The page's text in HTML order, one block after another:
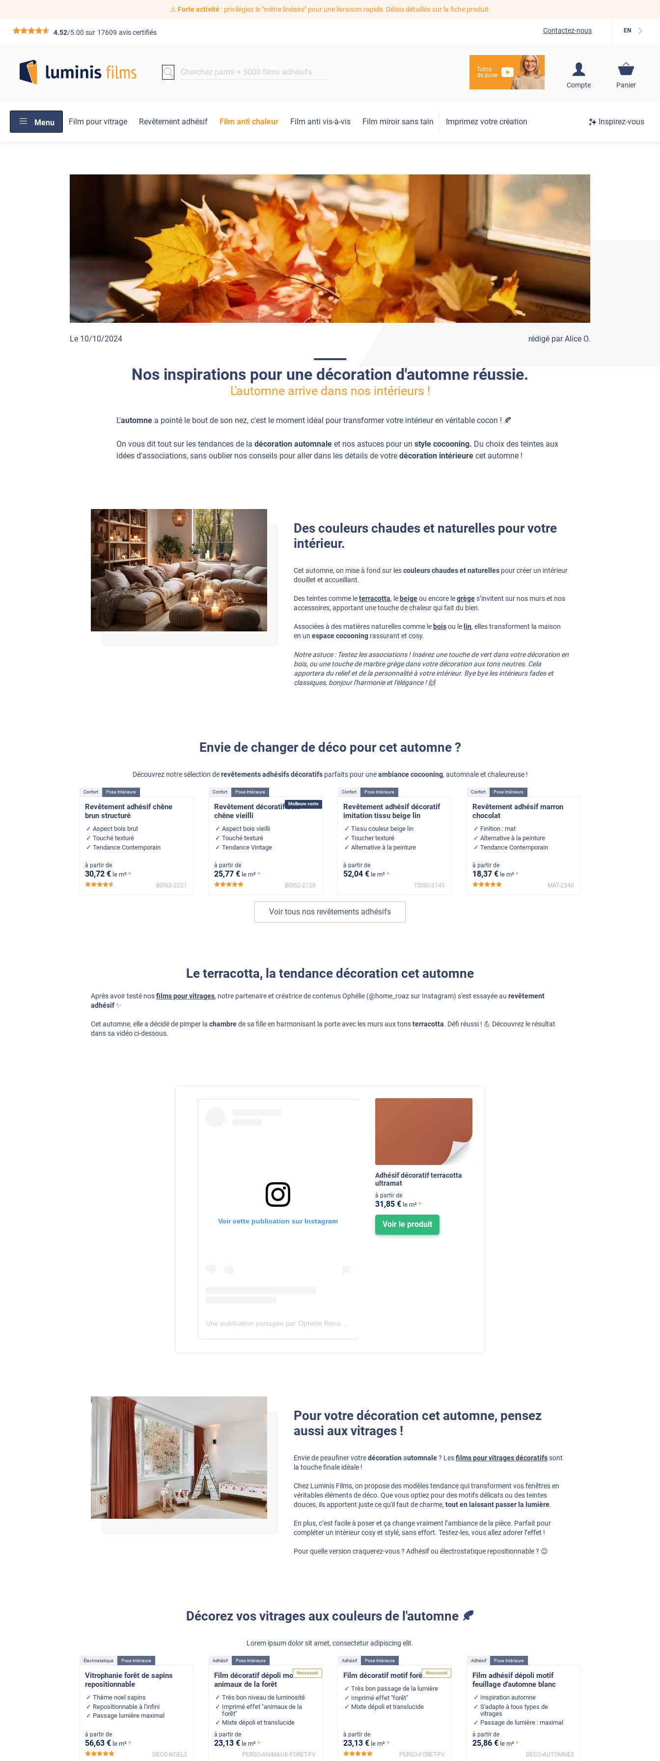
⚠️ Forte activité: privilégiez le "mètre linéaire" pour une livraison rapide. Délais détaillés sur la fiche produit.
*****4.52/5.00 sur 17609 avis certifiés Contactez-nous EN
Tutos
de pose
Compte
S'inscrire / Se
Panier
Menu Film pour vitrage Revêtement adhésif Film anti chaleur Film anti vis-à-vis Film miroir sans tain Imprimez votre création Inspirez-vous
Le 10/10/2024 rédigé par Alice O.
Nos inspirations pour une décoration d'automne réussie.
L'automne arrive dans nos intérieurs !
L'automne a pointé le bout de son nez, c'est le moment idéal pour transformer votre intérieur en véritable cocon ! 🍂
On vous dit tout sur les tendances de la décoration automnale et nos astuces pour un style cocooning. Du choix des teintes aux
idées d'associations, sans oublier nos conseils pour aller dans les détails de votre décoration intérieure cet automne !
Des couleurs chaudes et naturelles pour votre
intérieur.
Cet automne, on mise à fond sur lescouleurs chaudes et naturellespour créer un intérieur
douillet et accueillant.
Des teintes comme leterracotta, le beigeou encore legrèges’invitent sur nos murs et nos
accessoires, apportant une touche de chaleur qui fait du bien.
Associées à des matières naturelles comme le boisou le lin, elles transforment la maison
en un espace cocooningrassurant et cosy.
Notre astuce : Testez les associations ! Insérez une touche de vert dans votre décoration en
bois, ou une touche de marbre grège dans votre décoration aux tons neutres. Cela
apportera du relief et de la personnalité à votre intérieur. Bye bye les intérieurs fades et
classiques, bonjour l'harmonie et l'élégance ! 🙌
Envie de changer de déco pour cet automne ?
Découvrez notre sélection derevêtements adhésifs décoratifs parfaits pour uneambiance cocooning, automnale et chaleureuse !
Confort Pose Intérieure
Revêtement adhésif chêne
brun structuré
Aspect bois brut
Touché texturé
Tendance Contemporain
à partir de
30,72 € le m² *
*****
BOIS3-2221
Meilleure vente
Confort Pose Intérieure
Revêtement décoratif bois
chêne vieilli
Aspect bois vieilli
Touché texturé
Tendance Vintage
à partir de
25,77 € le m² *
BOIS2-2120
Confort Pose Intérieure
Revêtement adhésif décoratif
imitation tissu beige lin
Tissu couleur beige lin
Toucher texturé
Alternative à la peinture
à partir de
52,04 € le m² *
TISSU-3145
Confort Pose Intérieure
Revêtement adhésif marron
chocolat
Finition : mat
Alternative à la peinture
Tendance Contemporain
à partir de
18,37 € le m² *
*****
MAT-2340
Voir tous nos revêtements adhésifs
Le terracotta, la tendance décoration cet automne
Après avoir testé nosfilms pour vitrages, notre partenaire et créatrice de contenus Ophélie (@home_roaz sur Instagram) s'est essayée au revêtement
adhésif✨
Cet automne, elle a décidé de pimper la chambrede sa fille en harmonisant la porte avec les murs aux tonsterracotta. Défi réussi ! 💪 Découvrez le résultat
dans sa vidéo ci-dessous.
Voir cette publication sur Instagram
Adhésif décoratif terracotta
ultramat
à partir de
31,85 € le m² *
Voir le produit
Pour votre décoration cet automne, pensez
aussi aux vitrages !
Envie de peaufiner votredécoration automnale? Lesfilms pour vitrages décoratifssont
la touche finale idéale !
Chez Luminis Films, on propose des modèles tendance qui transforment vos fenêtres en
véritables éléments de déco. Que vous optiez pour des motifs délicats ou des teintes
douces, ils apportent juste ce qu'il faut de charme, tout en laissant passer la lumière.
En plus, c’est facile à poser et ça change vraiment l’ambiance de la pièce. Parfait pour
compléter un intérieur cosy et stylé, sans effort. Testez-les, vous allez adorer l’effet !
Pour quelle version craquerez-vous ? Adhésif ou électrostatique repositionnable ? 😉
Décorez vos vitrages aux couleurs de l'automne 🍂
Lorem ipsum dolor sit amet, consectetur adipiscing elit.
Électrostatique Pose Intérieure
Vitrophanie forêt de sapins
repositionnable
Thème noel sapins
Repositionnable à l'infini
Passage lumière maximal
à partir de
56,63 € le m² *
DECO-NOEL3
Nouveauté
Adhésif Pose Intérieure
Film décoratif dépoli motif
animaux de la forêt
Très bon niveau de luminosité
Imprimé effet "animaux de la
forêt"
Mixte dépoli et translucide
à partir de
23,13 € le m² *
PERSO-ANIMAUX-FORET-FV
Nouveauté
Adhésif Pose Intérieure
Film décoratif motif forêt
Très bon passage de la lumière
Imprimé effet "forêt"
Mixte dépoli et translucide
à partir de
23,13 € le m² *
PERSO-FORET-FV
Adhésif Pose Intérieure
Film adhésif dépoli motif
feuillage d'automne blanc
Inspiration automne
S'adapte à tous types de
vitrages
Passage de lumière : maximal
à partir de
25,86 € le m² *
DECO-AUTOMNE3